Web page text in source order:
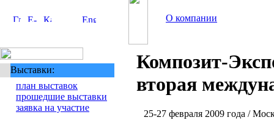
О компании
Выставки:
план выставок
прошедшие выставки
заявка на участие
Композит-
вторая
25-27 февраля 2009 года /